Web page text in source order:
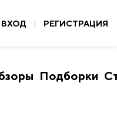
ВХОД | РЕГИСТРАЦИЯ
Подборки